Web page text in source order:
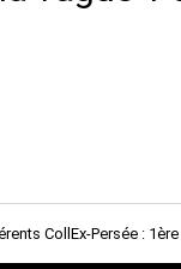
CollEx-Persée :